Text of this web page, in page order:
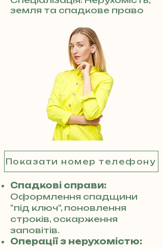
земля та спадкове право
Показати номер телефону
Спадкові справи:
Оформлення спадщини
"під ключ", поновлення
строків, оскарження
заповітів.
Операції з нерухомістю: